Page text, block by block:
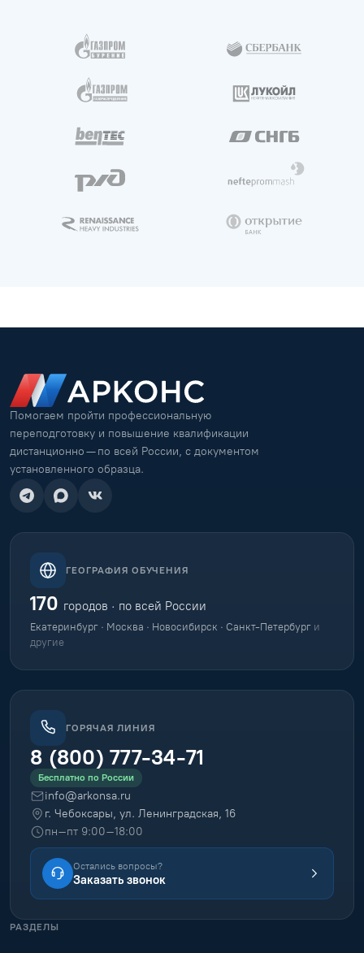
Помогаем пройти профессиональную
переподготовку и повышение квалификации
дистанционно — по всей России, с документом
установленного образца.
ГЕОГРАФИЯ ОБУЧЕНИЯ
170 городов · по всей России
Екатеринбург · Москва · Новосибирск · Санкт-Петербург и
другие
ГОРЯЧАЯ ЛИНИЯ
8 (800) 777-34-71
Бесплатно по России
info@arkonsa.ru
г. Чебоксары, ул. Ленинградская, 16
пн–пт 9:00–18:00
Остались вопросы?
Заказать звонок
РАЗДЕЛЫ